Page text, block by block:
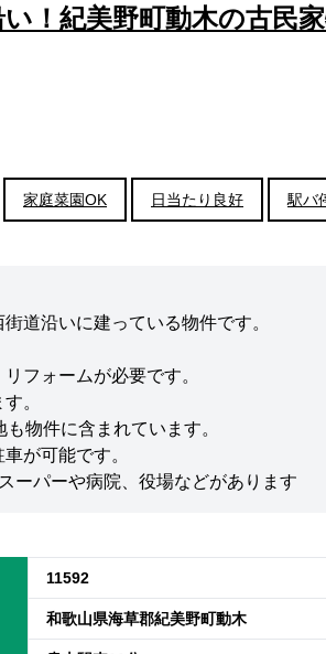
い！紀美野町動木の古民
家庭菜園OK 日当たり良好 駅バ
道沿いに建っている物件です。
フォームが必要です。
。
物件に含まれています。
が可能です。
ーパーや病院、役場などがあります
11592
和歌山県海草郡紀美野町動木